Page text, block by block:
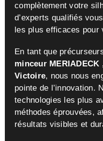
complètement votre
d’experts qualifiés
les plus efficaces pour
En tant que
minceur
Victoire, nous nous
pointe de l’innovation.
technologies les plus
méthodes éprouvées,
résultats visibles et